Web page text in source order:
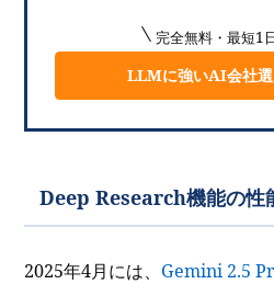
完全無料・最短1
LLMに強いAI会社選
Deep Research機能の性
2025年4月には、 Gemini 2.5